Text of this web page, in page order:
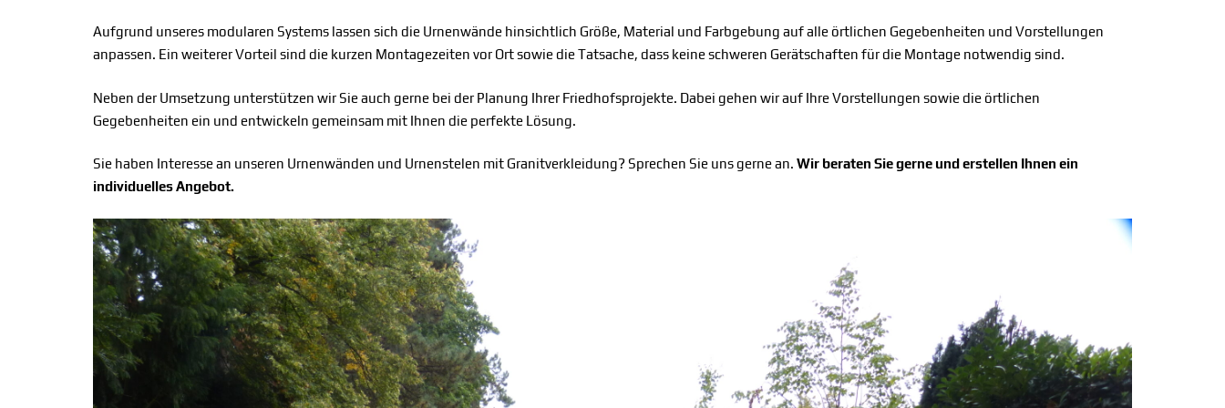
Aufgrund unseres modularen Systems lassen sich die Urnenwände hinsichtlich Größe, Material und Farbgebung auf alle örtlichen Gegebenheiten und Vorstellungen
anpassen. Ein weiterer Vorteil sind die kurzen Montagezeiten vor Ort sowie die Tatsache, dass keine schweren Gerätschaften für die Montage notwendig sind.
Neben der Umsetzung unterstützen wir Sie auch gerne bei der Planung Ihrer Friedhofsprojekte. Dabei gehen wir auf Ihre Vorstellungen sowie die örtlichen
Gegebenheiten ein und entwickeln gemeinsam mit Ihnen die perfekte Lösung.
Sie haben Interesse an unseren Urnenwänden und Urnenstelen mit Granitverkleidung? Sprechen Sie uns gerne an. Wir beraten Sie gerne und erstellen Ihnen ein
individuelles Angebot.